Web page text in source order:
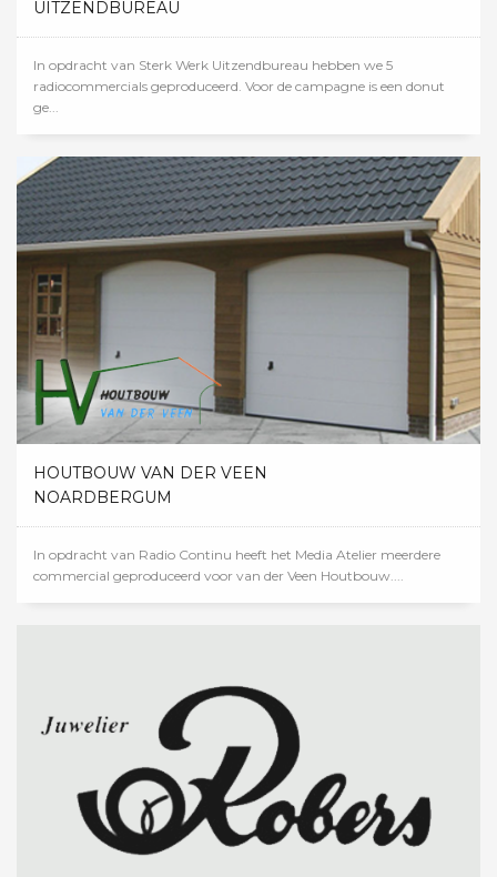
UITZENDBUREAU
In opdracht van Sterk Werk Uitzendbureau hebben we 5
radiocommercials geproduceerd. Voor de campagne is een donut
ge...
HOUTBOUW VAN DER VEEN
NOARDBERGUM
In opdracht van Radio Continu heeft het Media Atelier meerdere
commercial geproduceerd voor van der Veen Houtbouw....